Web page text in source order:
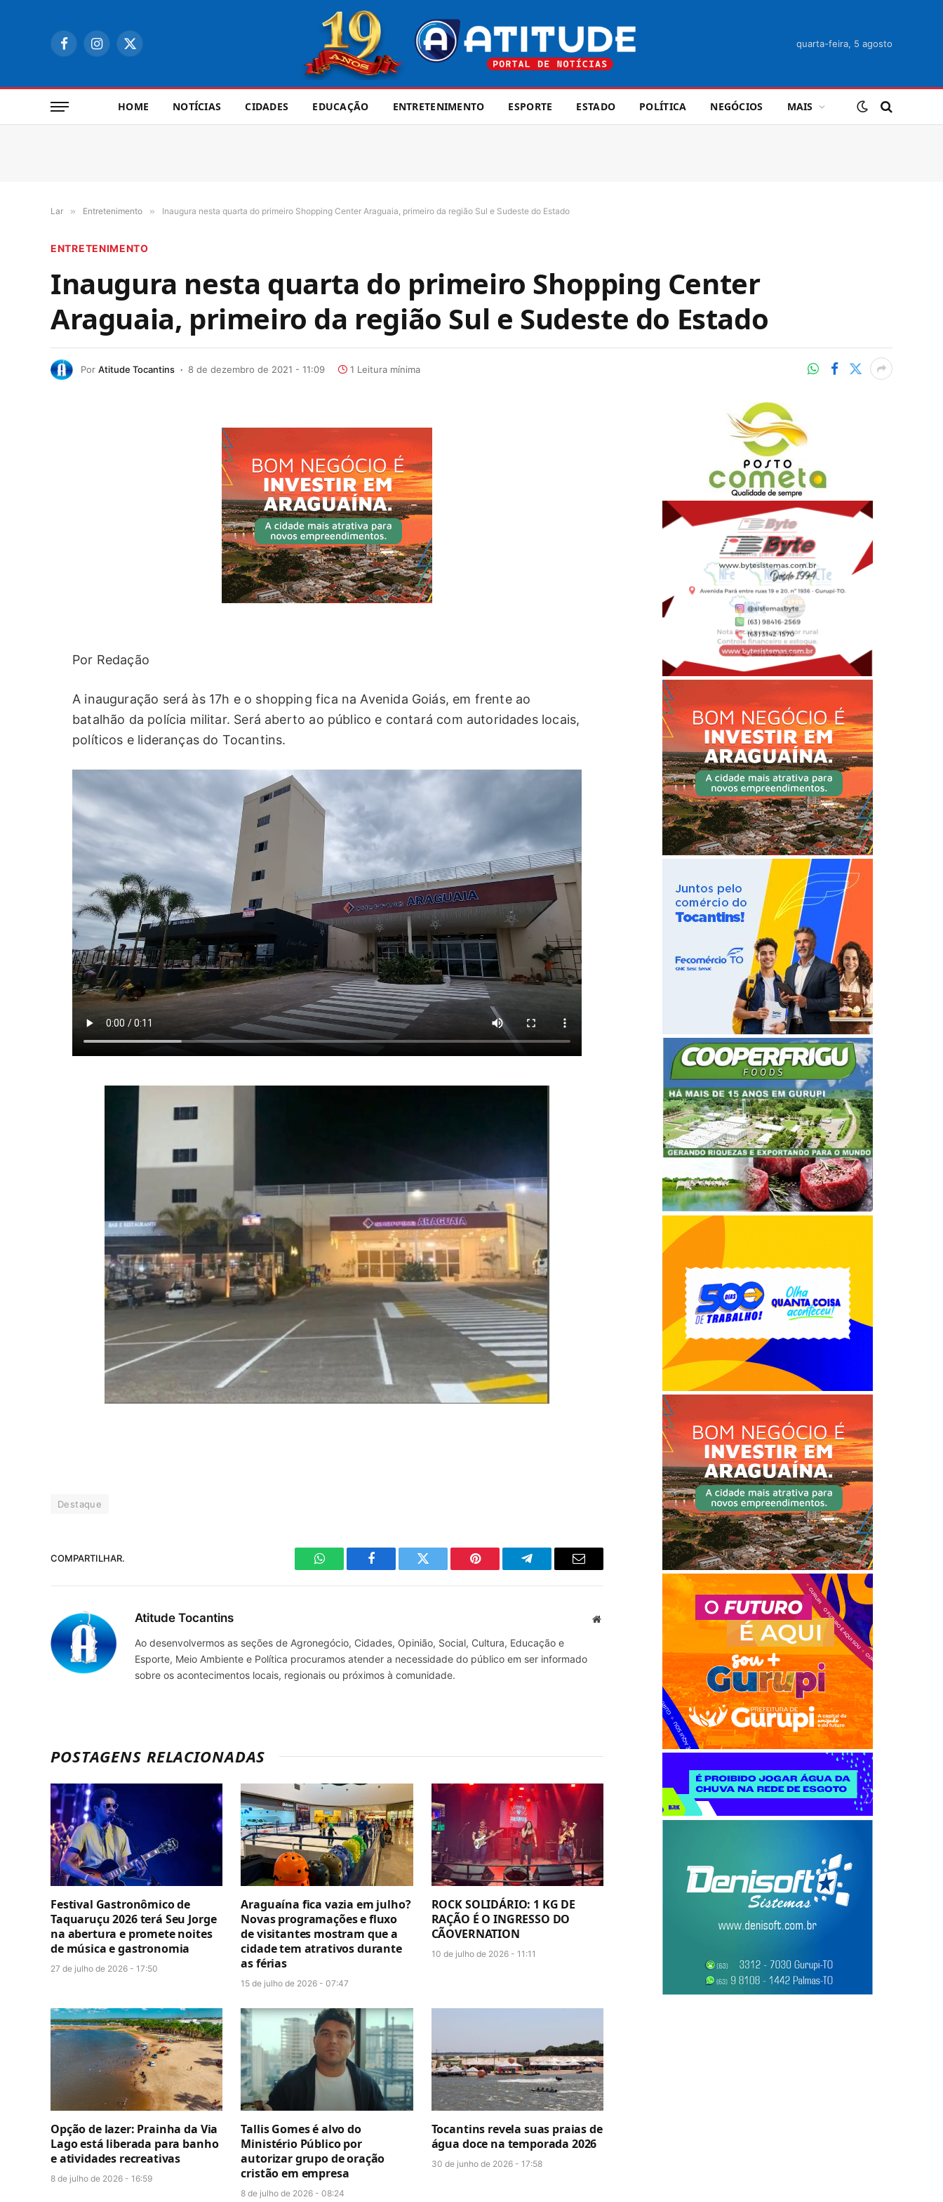
FacebookInstagram
X
quarta-feira, 5 agosto
HOME NOTÍCIAS CIDADES EDUCAÇÃO ENTRETENIMENTO ESPORTE ESTADO POLÍTICA NEGÓCIOS MAIS
Lar » Entretenimento » Inaugura nesta quarta do primeiro Shopping Center Araguaia, primeiro da região Sul e Sudeste do Estado
ENTRETENIMENTO
Inaugura nesta quarta do primeiro Shopping Center
Araguaia, primeiro da região Sul e Sudeste do Estado
Por Atitude Tocantins 8 de dezembro de 2021 - 11:09 1 Leitura mínima
Por Redação
A inauguração será às 17h e o shopping fica na Avenida Goiás, em frente ao
batalhão da polícia militar. Será aberto ao público e contará com autoridades locais,
políticos e lideranças do Tocantins.
Destaque
COMPARTILHAR.
WhatsAppFacebook Twitter Pinterest TelegramaE-
Atitude Tocantins Site
Ao desenvolvermos as seções de Agronegócio, Cidades, Opinião, Social, Cultura, Educação e
Esporte, Meio Ambiente e Política procuramos atender a necessidade do público em ser informado
sobre os acontecimentos locais, regionais ou próximos à comunidade.
POSTAGENS RELACIONADAS
Festival Gastronômico de
Taquaruçu 2026 terá Seu Jorge
na abertura e promete noites
de música e gastronomia
27 de julho de 2026 - 17:50
Araguaína fica vazia em julho?
Novas programações e fluxo
de visitantes mostram que a
cidade tem atrativos durante
as férias
15 de julho de 2026 - 07:47
ROCK SOLIDÁRIO: 1 KG DE
RAÇÃO É O INGRESSO DO
CÃOVERNATION
10 de julho de 2026 - 11:11
Opção de lazer: Prainha da Via
Lago está liberada para banho
e atividades recreativas
8 de julho de 2026 - 16:59
Tallis Gomes é alvo do
Ministério Público por
autorizar grupo de oração
cristão em empresa
8 de julho de 2026 - 08:24
Tocantins revela suas praias de
água doce na temporada 2026
30 de junho de 2026 - 17:58